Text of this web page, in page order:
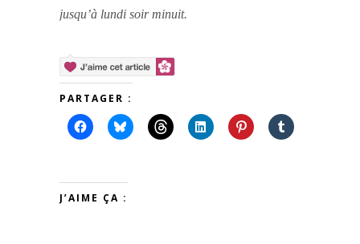
jusqu’à lundi soir minuit.
PARTAGER :
J’AIME ÇA :